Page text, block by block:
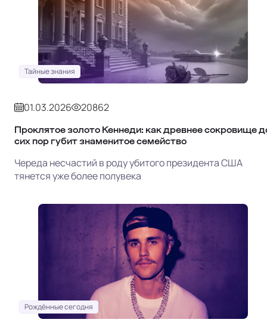
Тайные знания
01.03.2026 20862
Проклятое золото Кеннеди: как древнее сокровище
сих пор губит знаменитое семейство
Череда несчастий в роду убитого президента США
тянется уже более полувека
Рождённые сегодня